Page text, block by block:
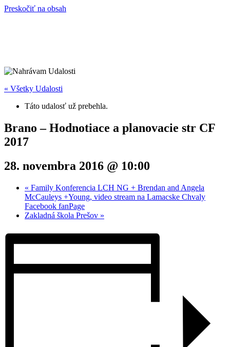
Preskočiť na obsah
« Všetky Udalosti
Táto udalosť už prebehla.
Brano – Hodnotiace a planovacie str CF
2017
28. novembra 2016 @ 10:00
« Family Konferencia LCH NG + Brendan and Angela
McCauleys +Young, video stream na Lamacske Chvaly
Facebook fanPage
Zakladná škola Prešov »